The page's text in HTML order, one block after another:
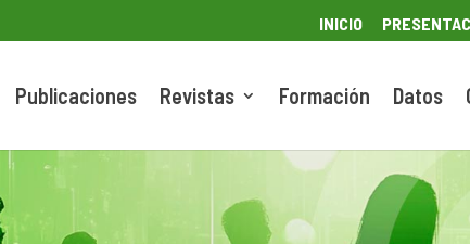
INICIO
Publicaciones Revistas Formación Datos